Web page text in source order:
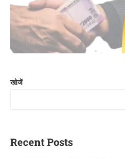
खोजें
Recent Posts